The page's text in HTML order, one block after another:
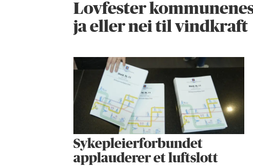
Lovfester
ja eller nei til vindkraft
Sykepleier­forbundet
applauderer et luftslott